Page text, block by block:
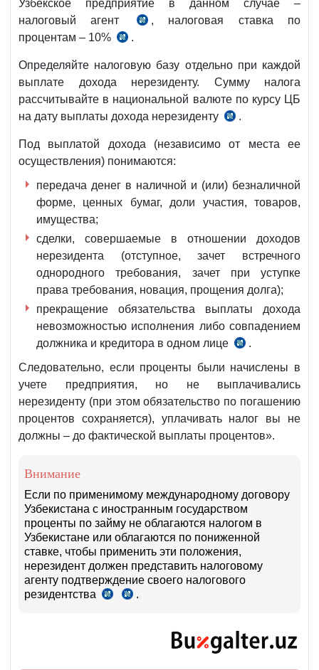
Узбекское предприятие в данном случае –
налоговый агент
ст.
, налоговая ставка по
процентам – 10%
ст.
.
Определяйте налоговую базу отдельно при каждой
выплате дохода нерезиденту. Сумму налога
рассчитывайте в национальной валюте по курсу ЦБ
на дату выплаты дохода нерезиденту
ст.
.
Под выплатой дохода (независимо от места ее
осуществления) понимаются:
передача денег в наличной и (или) безналичной
форме, ценных бумаг, доли участия, товаров,
имущества;
сделки, совершаемые в отношении доходов
нерезидента (отступное, зачет встречного
однородного требования, зачет при уступке
права требования, новация, прощения долга);
прекращение обязательства выплаты дохода
невозможностью исполнения либо совпадением
должника и кредитора в одном лице
ч.
6
ст.
354
НК
.
Следовательно, если проценты были начислены в
учете предприятия, но не выплачивались
нерезиденту (при этом обязательство по погашению
процентов сохраняется), уплачивать налог вы не
должны – до фактической выплаты процентов».
Внимание
Если по применимому международному договору
Узбекистана с иностранным государством
проценты по займу не облагаются налогом в
Узбекистане или облагаются по пониженной
ставке, чтобы применить эти положения,
нерезидент должен представить налоговому
агенту подтверждение своего налогового
резидентства
чч. ст.
.